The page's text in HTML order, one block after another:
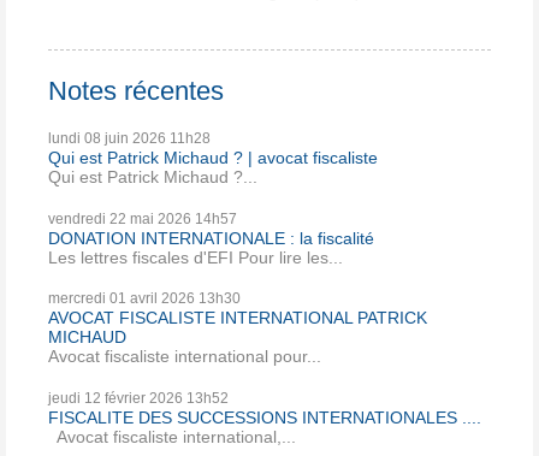
Notes récentes
lundi 08 juin 2026 11h28
Qui est Patrick Michaud ? | avocat fiscaliste
Qui est Patrick Michaud ?...
vendredi 22 mai 2026 14h57
DONATION INTERNATIONALE : la fiscalité
Les lettres fiscales d'EFI Pour lire les...
mercredi 01 avril 2026 13h30
AVOCAT FISCALISTE INTERNATIONAL PATRICK
MICHAUD
Avocat fiscaliste international pour...
jeudi 12 février 2026 13h52
FISCALITE DES SUCCESSIONS INTERNATIONALES ....
Avocat fiscaliste international,...